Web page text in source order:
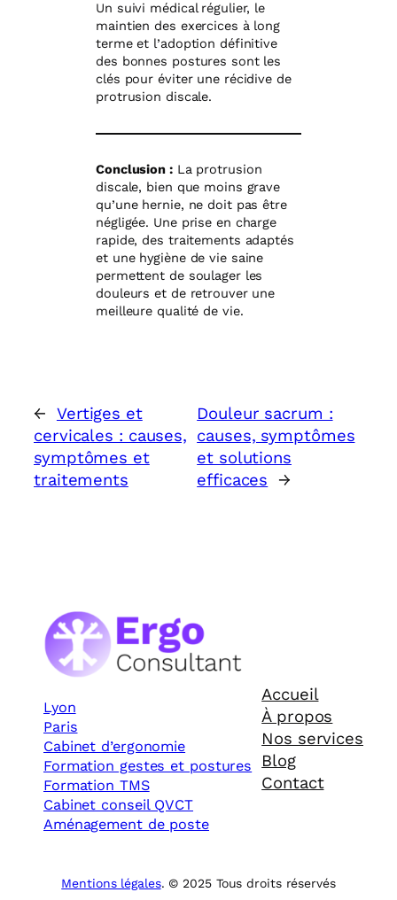
Un suivi médical régulier, le
maintien des exercices à long
terme et l’adoption définitive
des bonnes postures sont les
clés pour éviter une récidive de
protrusion discale.
Conclusion :La protrusion
discale, bien que moins grave
qu’une hernie, ne doit pas être
négligée. Une prise en charge
rapide, des traitements adaptés
et une hygiène de vie saine
permettent de soulager les
douleurs et de retrouver une
meilleure qualité de vie.
←
Vertiges et
cervicales : causes,
symptômes et
traitements
Douleur sacrum :
causes, symptômes
et solutions
efficaces
→
Lyon
Paris
Cabinet d’ergonomie
Formation gestes et postures
Formation TMS
Cabinet conseil QVCT
Aménagement de poste
Accueil
À propos
Nos services
Blog
Contact
Mentions légales. © 2025 Tous droits réservés